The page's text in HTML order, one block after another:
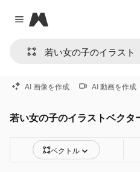
Close menu
Magnific
AI 画像を作成 AI 動画を作成
若い女の子のイラストベクタ
ベクトル